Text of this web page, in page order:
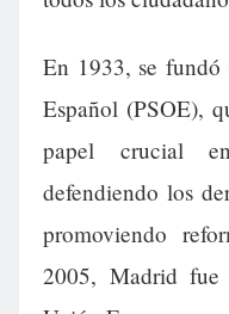
En 1933, se fundó
Español (PSOE),
papel crucial
defendiendo los
promoviendo
2005, Madrid